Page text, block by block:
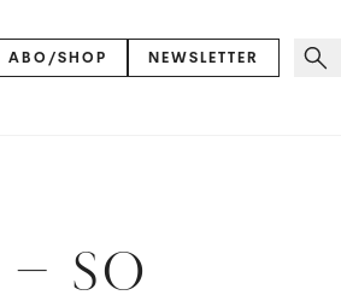
ABO/SHOP NEWSLETTER
so